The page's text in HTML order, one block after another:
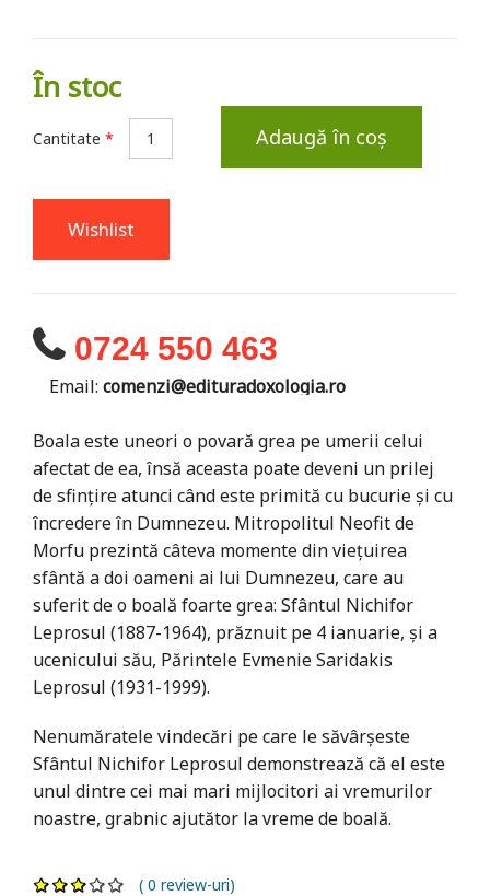
În stoc
Cantitate * Adaugă în coș
Wishlist
0724 550 463
Email: comenzi@edituradoxologia.ro
Boala este uneori o povară grea pe umerii celui
afectat de ea, însă aceasta poate deveni un prilej
de sfințire atunci când este primită cu bucurie și cu
încredere în Dumnezeu. Mitropolitul Neofit de
Morfu prezintă câteva momente din viețuirea
sfântă a doi oameni ai lui Dumnezeu, care au
suferit de o boală foarte grea: Sfântul Nichifor
Leprosul (1887-1964), prăznuit pe 4 ianuarie, și a
ucenicului său, Părintele Evmenie Saridakis
Leprosul (1931-1999).
Nenumăratele vindecări pe care le săvârșeste
Sfântul Nichifor Leprosul demonstrează că el este
unul dintre cei mai mari mijlocitori ai vremurilor
noastre, grabnic ajutător la vreme de boală.
( 0 review-uri)